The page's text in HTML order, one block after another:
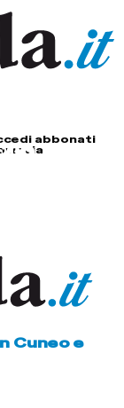
abbonati
Cuneo e